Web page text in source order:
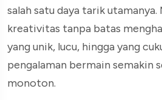
salah satu daya tarik utamanya.
kreativitas tanpa batas
yang unik, lucu, hingga yang
pengalaman bermain semakin
monoton.